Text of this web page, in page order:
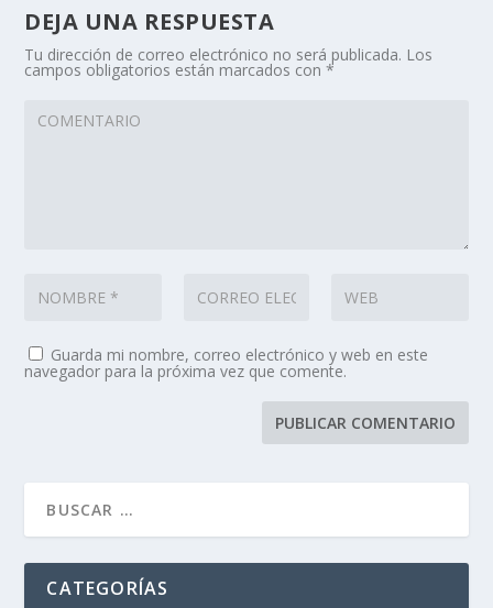
DEJA UNA RESPUESTA
Tu dirección de correo electrónico no será publicada. Los
campos obligatorios están marcados con*
Guarda mi nombre, correo electrónico y web en este
navegador para la próxima vez que comente.
CATEGORÍAS